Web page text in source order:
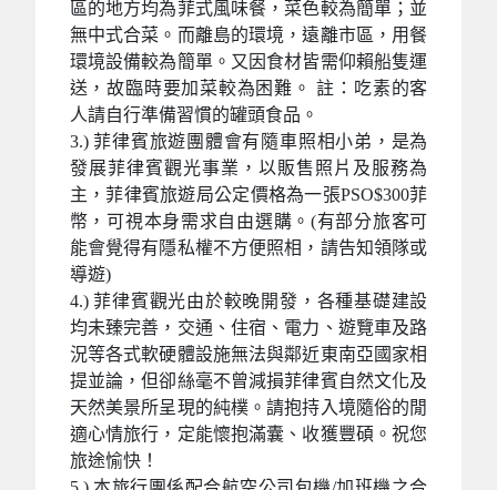
區的地方均為菲式風味餐，菜色較為簡單；並
無中式合菜。而離島的環境，遠離市區，用餐
環境設備較為簡單。又因食材皆需仰賴船隻運
送，故臨時要加菜較為困難。 註：吃素的客
人請自行準備習慣的罐頭食品。
3.) 菲律賓旅遊團體會有隨車照相小弟，是為
發展菲律賓觀光事業，以販售照片及服務為
主，菲律賓旅遊局公定價格為一張PSO$300菲
幣，可視本身需求自由選購。(有部分旅客可
能會覺得有隱私權不方便照相，請告知領隊或
導遊)
4.) 菲律賓觀光由於較晚開發，各種基礎建設
均未臻完善，交通、住宿、電力、遊覽車及路
況等各式軟硬體設施無法與鄰近東南亞國家相
提並論，但卻絲毫不曾減損菲律賓自然文化及
天然美景所呈現的純樸。請抱持入境隨俗的閒
適心情旅行，定能懷抱滿囊、收獲豐碩。祝您
旅途愉快！